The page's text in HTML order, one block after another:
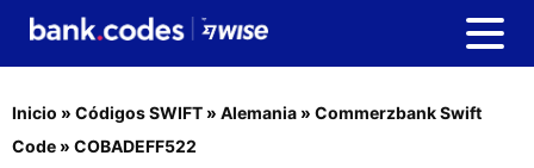
Inicio » Códigos SWIFT » Alemania » Commerzbank Swift
Code » COBADEFF522